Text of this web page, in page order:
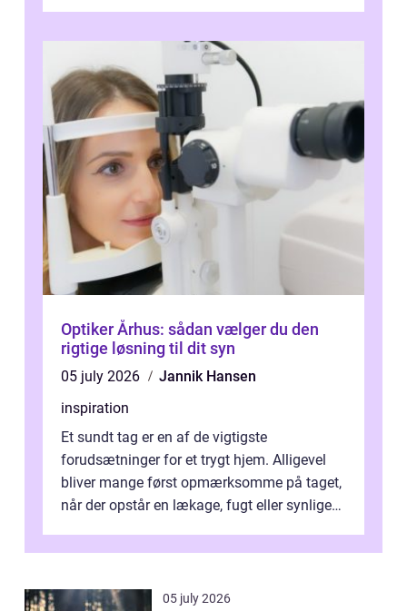
Optiker Århus: sådan vælger du den
rigtige løsning til dit syn
05 july 2026
Jannik Hansen
inspiration
Et sundt tag er en af de vigtigste
forudsætninger for et trygt hjem. Alligevel
bliver mange først opmærksomme på taget,
når der opstår en lækage, fugt eller synlige
05 july 2026